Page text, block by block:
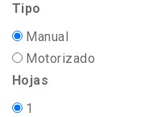
Tipo
Manual
Motorizado
Hojas
1